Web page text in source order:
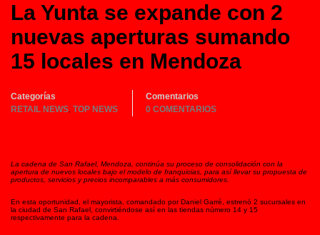
La Yunta se expande con 2
nuevas aperturas sumando
15 locales en Mendoza
Categorías
RETAIL NEWS TOP NEWS
Comentarios
0 COMENTARIOS
La cadena de San Rafael, Mendoza, continúa su proceso de consolidación con la
apertura de nuevos locales bajo el modelo de franquicias, para así llevar su propuesta de
productos, servicios y precios incomparables a más consumidores.
En esta oportunidad, el mayorista, comandado por Daniel Garré, estrenó 2 sucursales en
la ciudad de San Rafael, convirtiéndose así en las tiendas número 14 y 15
respectivamente para la cadena.